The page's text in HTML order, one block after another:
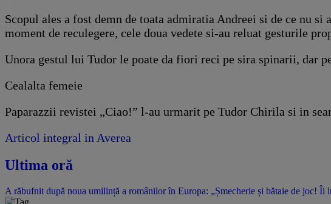
Scopul ales a fost demn de toata admiratia Andreei si de ce nu
moment de reculegere, cele doua vedete si-au reluat gesturile
Unora gestul lui Tudor le poate da fiori reci pe sira spinarii, dar
Cealalta femeie
Paparazzii revistei „Ciao!” l-au urmarit pe Tudor Chirila si in
Articol integral in Averea
Ultima oră
A răbufnit după noua umilință a românilor în Europa: „Șmecherie și bătaie de joc! Îi